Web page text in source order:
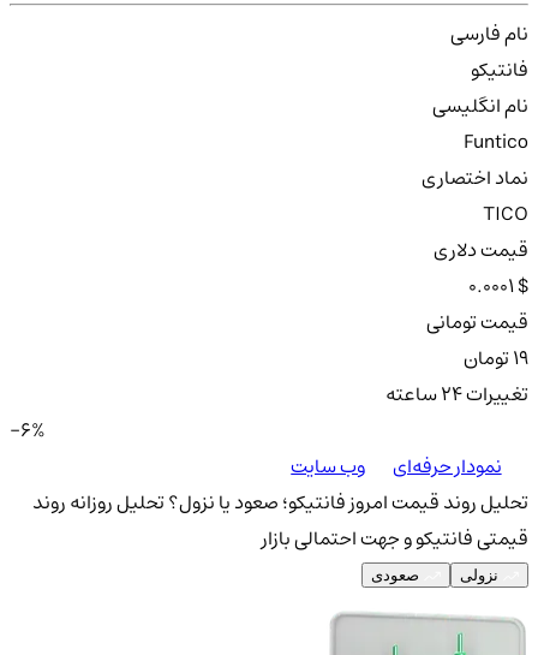
نام فارسی
فانتیکو
نام انگلیسی
Funtico
نماد اختصاری
TICO
قیمت دلاری
0.0001 $
قیمت تومانی
19 تومان
تغییرات ۲۴ ساعته
-6%
نمودار حرفه‌ای
وب سایت
تحلیل روند قیمت امروز فانتیکو؛ صعود یا نزول؟تحلیل روزانه روند
قیمتی فانتیکو و جهت احتمالی بازار
نزولی صعودی